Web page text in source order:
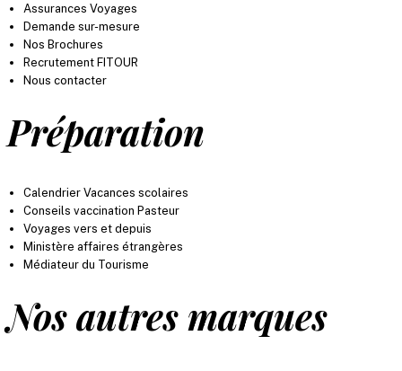
Assurances Voyages
Demande sur-mesure
Nos Brochures
Recrutement FITOUR
Nous contacter
Préparation
Calendrier Vacances scolaires
Conseils vaccination Pasteur
Voyages vers et depuis
Ministère affaires étrangères
Médiateur du Tourisme
Nos autres marques